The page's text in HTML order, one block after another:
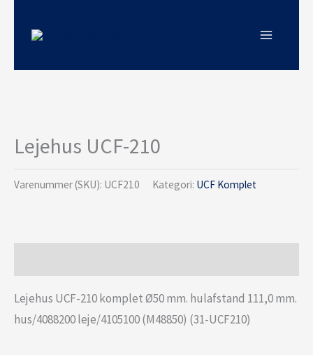
Lejehus UCF-210
Varenummer (SKU): UCF210 Kategori: UCF Komplet
Lejehus UCF-210 komplet Ø50 mm. hulafstand 111,0 mm.
hus/4088200 leje/4105100 (M48850) (31-UCF210)